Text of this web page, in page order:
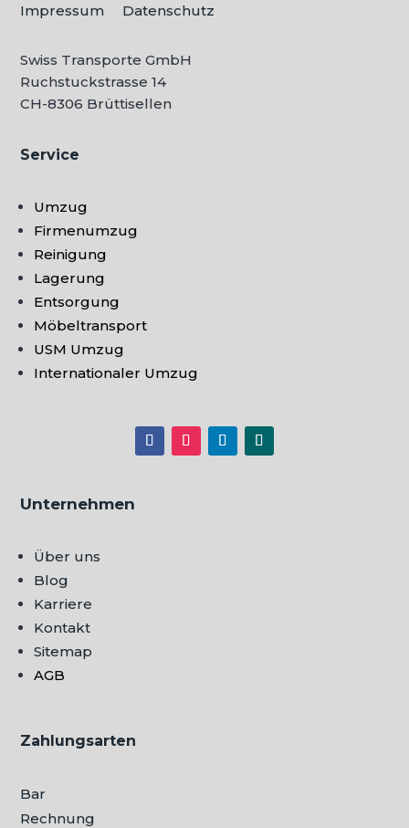
Impressum Datenschutz
Swiss Transporte GmbH
Ruchstuckstrasse 14
CH-8306 Brüttisellen
Service
Umzug
Firmenumzug
Reinigung
Lagerung
Entsorgung
Möbeltransport
USM Umzug
Internationaler Umzug
Unternehmen
Über uns
Blog
Karriere
Kontakt
Sitemap
AGB
Zahlungsarten
Bar
Rechnung